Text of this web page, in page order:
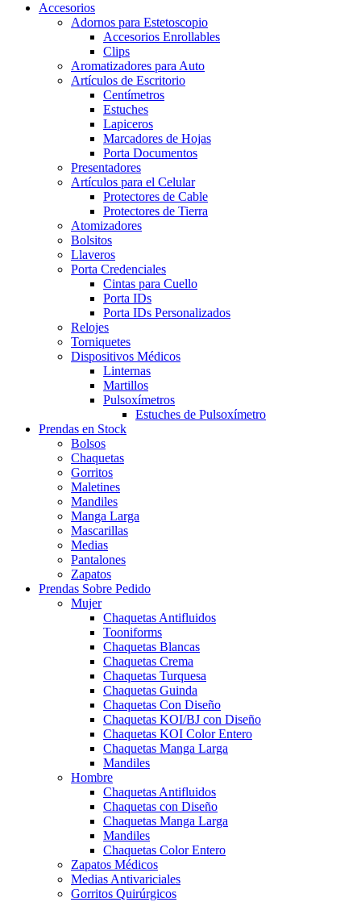
Accesorios
Adornos para Estetoscopio
Accesorios Enrollables
Clips
Aromatizadores para Auto
Artículos de Escritorio
Centímetros
Estuches
Lapiceros
Marcadores de Hojas
Porta Documentos
Presentadores
Artículos para el Celular
Protectores de Cable
Protectores de Tierra
Atomizadores
Bolsitos
Llaveros
Porta Credenciales
Cintas para Cuello
Porta IDs
Porta IDs Personalizados
Relojes
Torniquetes
Dispositivos Médicos
Linternas
Martillos
Pulsoxímetros
Estuches de Pulsoxímetro
Prendas en Stock
Bolsos
Chaquetas
Gorritos
Maletines
Mandiles
Manga Larga
Mascarillas
Medias
Pantalones
Zapatos
Prendas Sobre Pedido
Mujer
Chaquetas Antifluidos
Tooniforms
Chaquetas Blancas
Chaquetas Crema
Chaquetas Turquesa
Chaquetas Guinda
Chaquetas Con Diseño
Chaquetas KOI/BJ con Diseño
Chaquetas KOI Color Entero
Chaquetas Manga Larga
Mandiles
Hombre
Chaquetas Antifluidos
Chaquetas con Diseño
Chaquetas Manga Larga
Mandiles
Chaquetas Color Entero
Zapatos Médicos
Medias Antivariciales
Gorritos Quirúrgicos